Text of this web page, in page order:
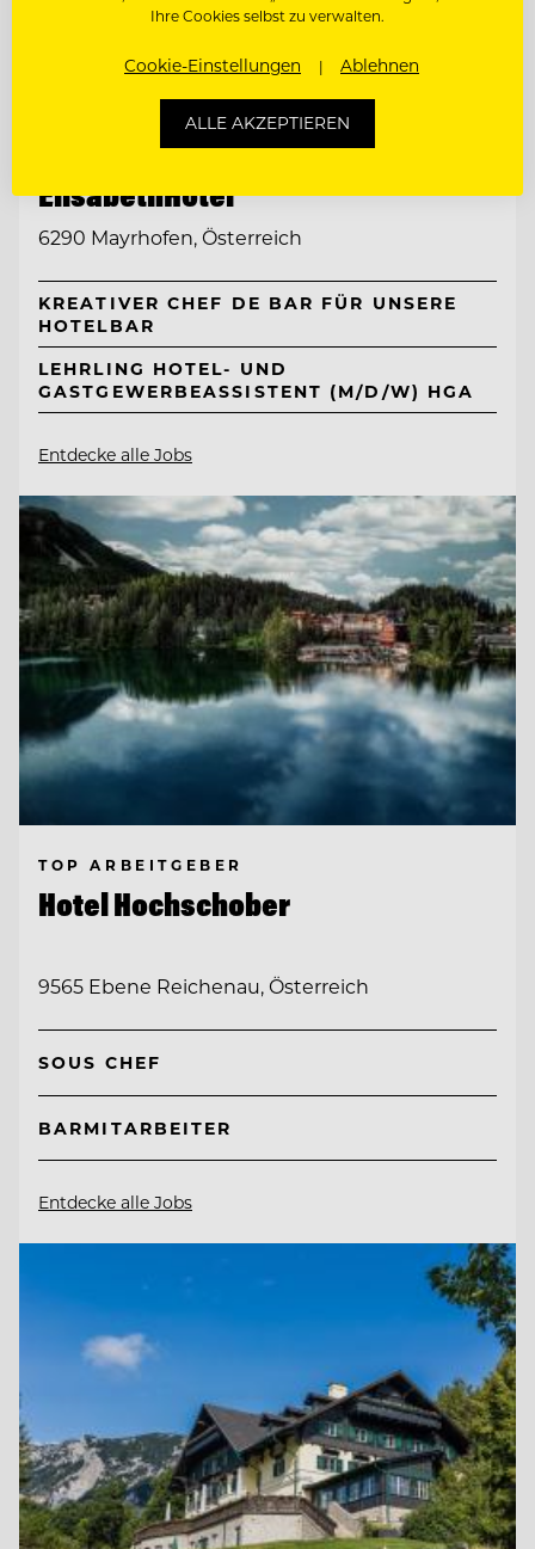
TOP ARBEITGEBER
Neuhaus Zillertal Resort &
ElisabethHotel
6290 Mayrhofen, Österreich
KREATIVER CHEF DE BAR FÜR UNSERE
HOTELBAR
LEHRLING HOTEL- UND
GASTGEWERBEASSISTENT (M/D/W) HGA
Entdecke alle Jobs
TOP ARBEITGEBER
Hotel Hochschober
9565 Ebene Reichenau, Österreich
SOUS CHEF
BARMITARBEITER
Entdecke alle Jobs
Ihre Cookies selbst zu verwalten.
Cookie-Einstellungen Ablehnen
ALLE AKZEPTIEREN